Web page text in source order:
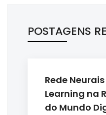
POSTAGENS
Rede
Learning na
do Mundo